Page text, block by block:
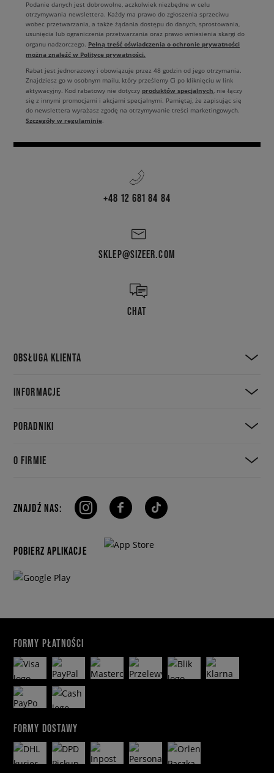
Podanie danych jest dobrowolne, aczkolwiek niezbędne w celu
otrzymywania newslettera. Każdy ma prawo do zgłoszenia sprzeciwu
wobec przetwarzania, a także żądania dostępu do danych, sprostowania,
usunięcia lub ograniczenia przetwarzania oraz prawo wniesienia skargi do
organu nadzorczego. Pełną treść oświadczenia o ochronie prywatności
można znaleźć w Polityce prywatności.
Rabat jest jednorazowy i obowiązuje przez 48 godzin od jego otrzymania.
Znajdziesz go w osobnym mailu, który prześlemy Ci po kliknięciu w link
aktywacyjny. Kod rabatowy nie dotyczy produktów specjalnych, nie łączy
się z innymi promocjami i akcjami specjalnymi. Pamiętaj, że zapisując się
do newslettera wyrażasz zgodę na otrzymywanie treści marketingowych.
Szczegóły w regulaminie.
+48 12 681 84 84
SKLEP@SIZEER.COM
CHAT
OBSŁUGA KLIENTA
INFORMACJE
PORADNIKI
O FIRMIE
ZNAJDŹ NAS:
POBIERZ APLIKACJE
FORMY PŁATNOŚCI
FORMY DOSTAWY